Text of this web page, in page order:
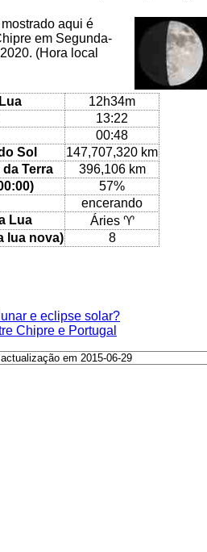
aqui é
em Segunda-
(Hora local
12h34m
13:22
00:48
Sol
147,707,320 km
Terra
396,106 km
57%
encerando
Lua
Áries ♈
lua nova)
8
e eclipse solar?
Chipre e Portugal
em 2015-06-29